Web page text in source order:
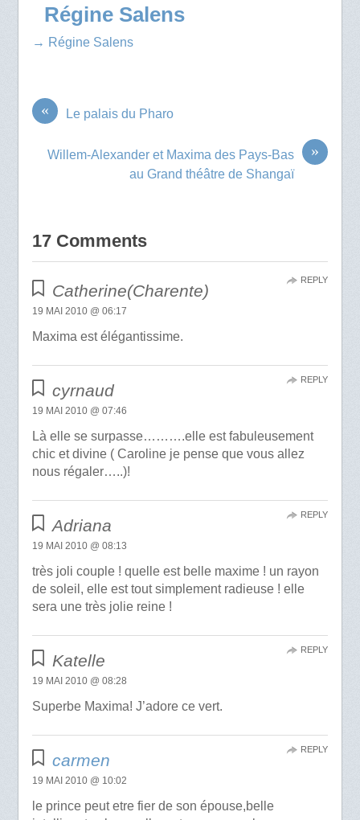
Régine Salens
→ Régine Salens
« Le palais du Pharo
»
Willem-Alexander et Maxima des Pays-Bas
au Grand théâtre de Shangaï
17 Comments
Catherine(Charente)
19 MAI 2010 @ 06:17
Maxima est élégantissime.
REPLY
cyrnaud
19 MAI 2010 @ 07:46
Là elle se surpasse……….elle est fabuleusement
chic et divine ( Caroline je pense que vous allez
nous régaler…..)!
REPLY
Adriana
19 MAI 2010 @ 08:13
très joli couple ! quelle est belle maxime ! un rayon
de soleil, elle est tout simplement radieuse ! elle
sera une très jolie reine !
REPLY
Katelle
19 MAI 2010 @ 08:28
Superbe Maxima! J’adore ce vert.
REPLY
carmen
19 MAI 2010 @ 10:02
le prince peut etre fier de son épouse,belle
REPLY